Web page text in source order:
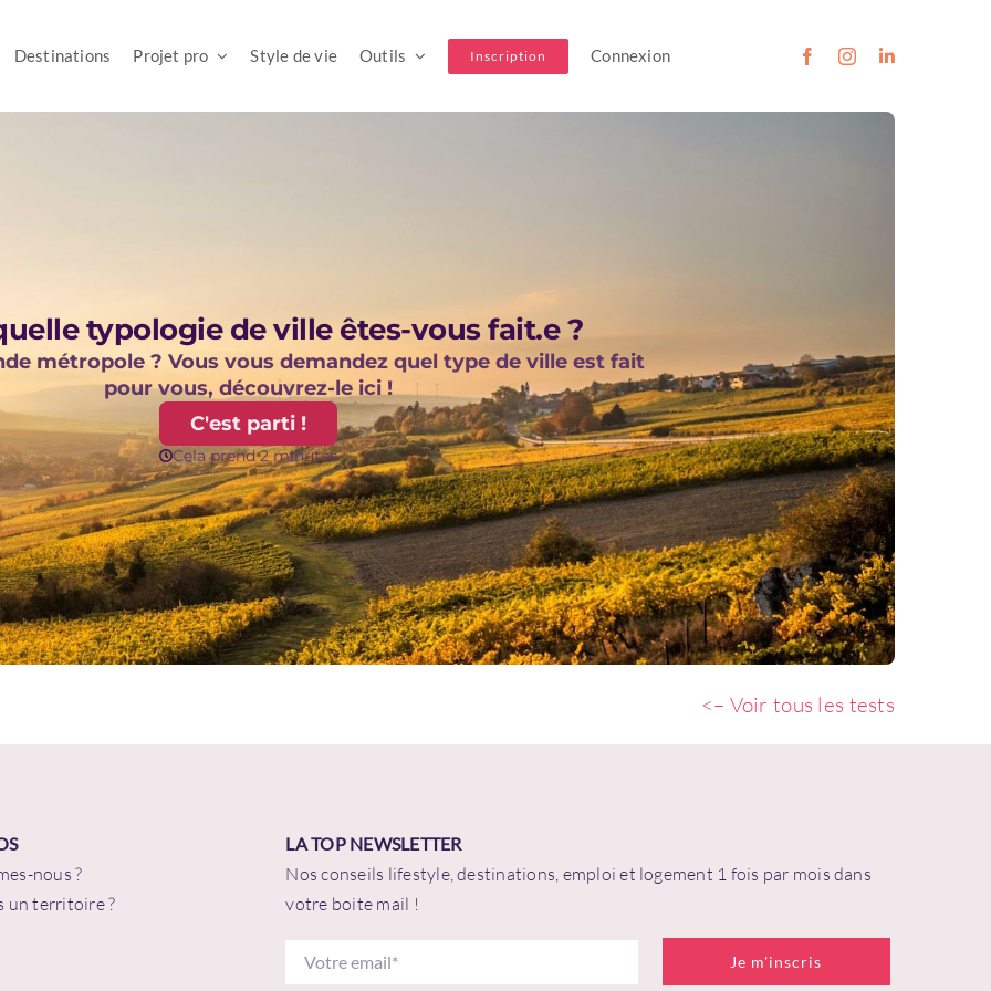
Destinations Projet pro Style de vie Outils Inscription Connexion
<– Voir tous les tests
nous ?
un territoire ?
LA TOP NEWSLETTER
Nos conseils lifestyle, destinations, emploi et logement 1 fois par mois dans
votre boite mail !
Je m'inscris
Bienvenue !
*
connecté
Mot de passe oublié ?